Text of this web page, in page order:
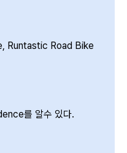
Runtastic Road Bike
를 알수 있다.